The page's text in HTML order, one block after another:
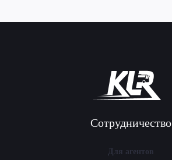
Сотрудничество
Для агентов